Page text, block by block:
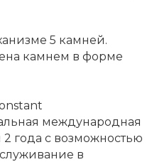
5 камней.
камнем в форме
международная
года с возможностью
в